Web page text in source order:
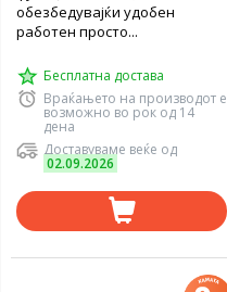
обезбедувајќи удобен
работен просто...
Бесплатна достава
Враќањето на производот е
возможно во рок од 14
дена
Доставуваме веќе од
02.09.2026